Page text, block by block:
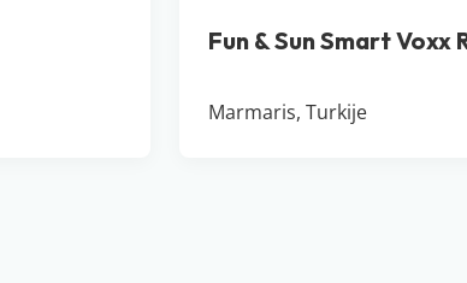
Fun & Sun Smart Voxx
Marmaris, Turkije